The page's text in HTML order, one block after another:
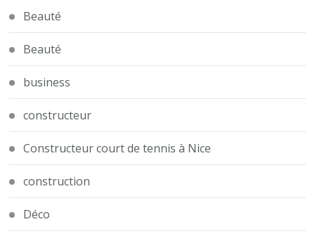
Beauté
Beauté
business
constructeur
Constructeur court de tennis à Nice
construction
Déco